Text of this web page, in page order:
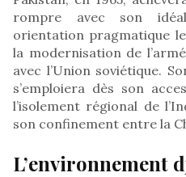
rompre avec son
orientation pragmatique
la modernisation de
avec l’Union soviétique.
s’emploiera dès son
l’isolement régional de
son confinement entre la
L’environnement